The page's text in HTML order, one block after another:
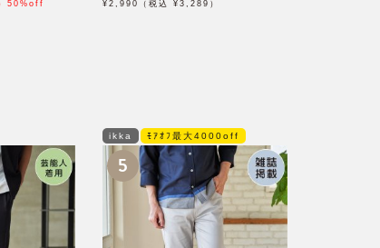
50%off
¥2,990（税込 ¥3,289）
ikka ﾓｱｵﾌ最大4000off
5